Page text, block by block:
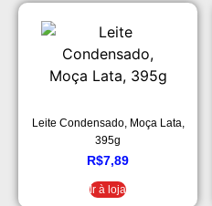
Leite Condensado, Moça Lata,
395g
R$7,89
Ir à loja